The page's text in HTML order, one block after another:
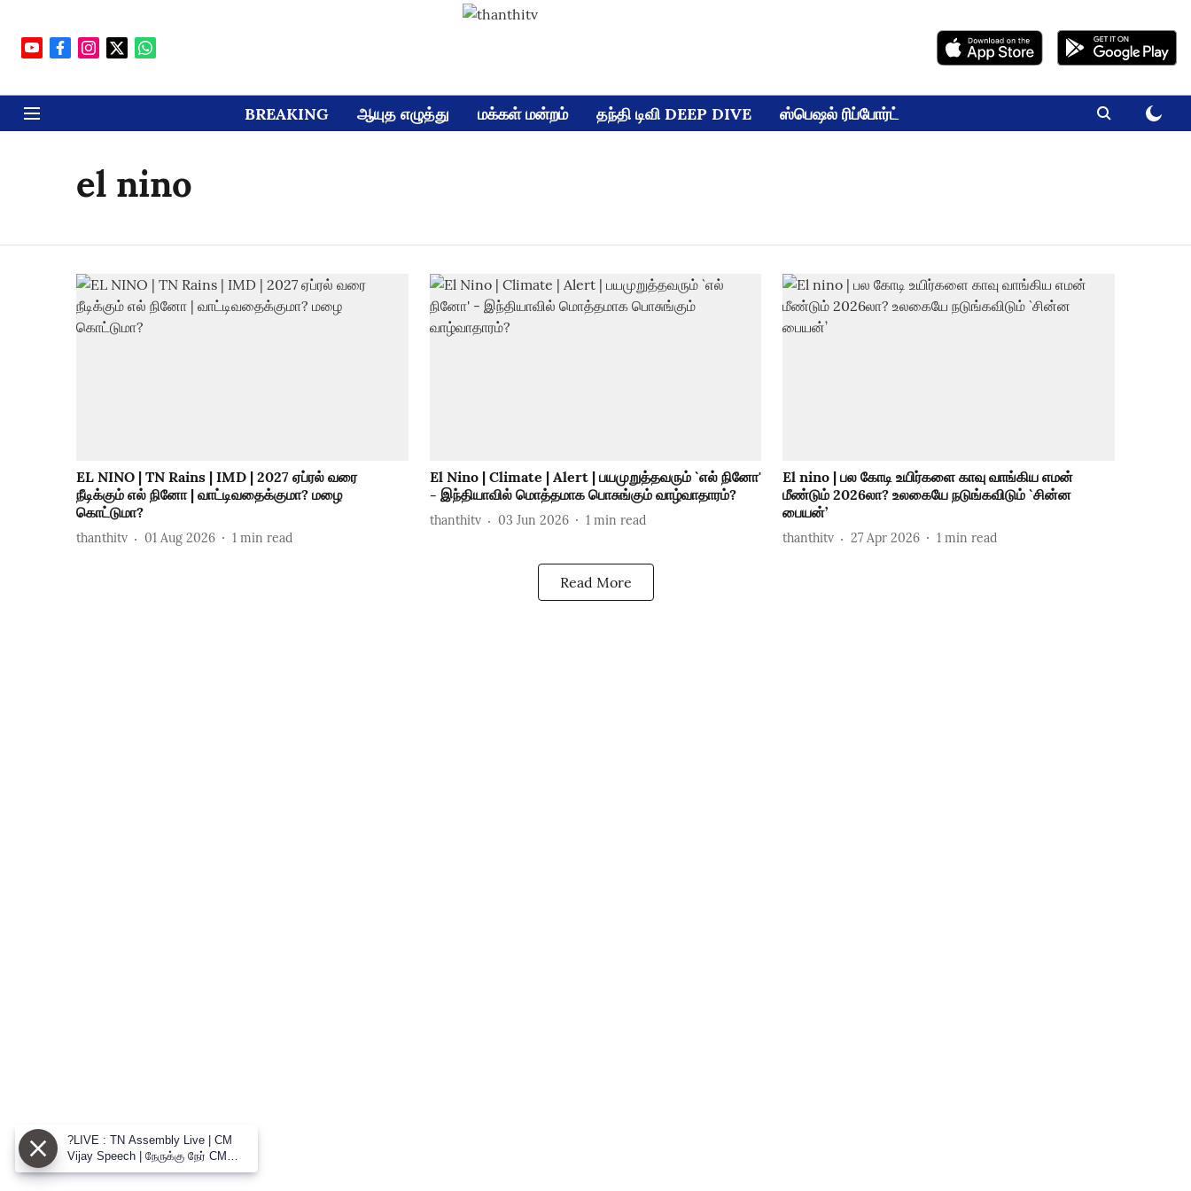
BREAKING ஆயுத எழுத்து மக்கள் மன்றம் தந்தி டிவி DEEP DIVE ஸ்பெஷல் ரிப்போர்ட்
el nino
EL NINO | TN Rains | IMD | 2027 ஏப்ரல் வரை
நீடிக்கும் எல் நினோ | வாட்டிவதைக்குமா? மழை
கொட்டுமா?
thanthitv 01 Aug 2026 1 min read
El Nino | Climate | Alert | பயமுறுத்தவரும் `எல் நினோ'
- இந்தியாவில் மொத்தமாக பொசுங்கும் வாழ்வாதாரம்?
thanthitv 03 Jun 2026 1 min read
El nino | பல கோடி உயிர்களை காவு வாங்கிய எமன்
மீண்டும் 2026லா? உலகையே நடுங்கவிடும் `சின்ன
பையன்’
thanthitv 27 Apr 2026 1 min read
Read More
?LIVE : TN Assembly Live | CM
Vijay Speech | நேருக்கு நேர் CM
விஜய் vs உதய் மோதல் பேரவையில்